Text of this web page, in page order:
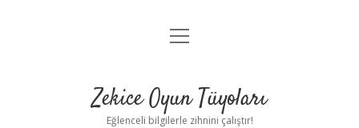
Anasayfa
Yasal Uyarı
menüyü
Zekice Oyun Tüyoları
Eğlenceli bilgilerle zihnini çalıştır!